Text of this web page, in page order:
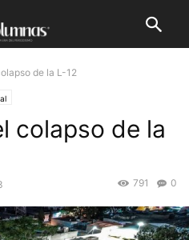
de la L-12
colapso de la
0
791